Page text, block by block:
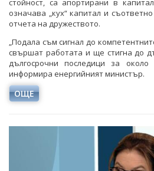
стойност, са апортирани в
означава „кух“ капитал и
отчета на дружеството.
„Подала съм сигнал до
свършат работата и ще стигна до
дългосрочни последици за
информира енергийният министър.
ОЩЕ